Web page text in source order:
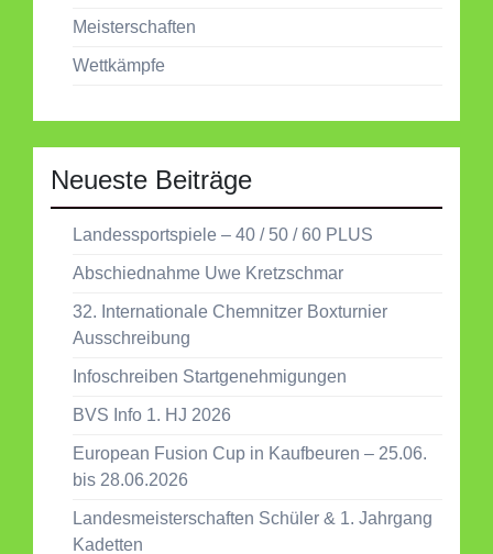
Meisterschaften
Wettkämpfe
Neueste Beiträge
Landessportspiele – 40 / 50 / 60 PLUS
Abschiednahme Uwe Kretzschmar
32. Internationale Chemnitzer Boxturnier
Ausschreibung
Infoschreiben Startgenehmigungen
BVS Info 1. HJ 2026
European Fusion Cup in Kaufbeuren – 25.06.
bis 28.06.2026
Landesmeisterschaften Schüler & 1. Jahrgang
Kadetten